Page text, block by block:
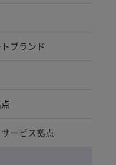
ブランド
ービス拠点